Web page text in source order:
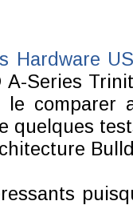
Hardware
A-Series
le comparer
quelques